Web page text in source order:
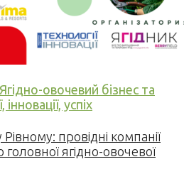
овочевий бізнес та
успіх
провідні компанії
ягідно-овочевої